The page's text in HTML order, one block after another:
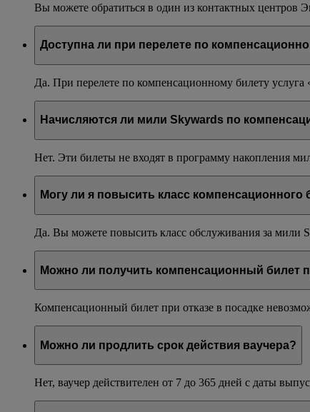
Вы можете обратиться в один из контактных центров
Доступна ли при перелете по
Да. При перелете по компенсационному билету
Начисляются ли мили Skywards по
Нет. Эти билеты не входят в программу накопления
Могу ли я повысить класс
Да. Вы можете повысить класс обслуживания за мили
Можно ли получить компенсационный билет
Компенсационный билет при отказе в посадке
Можно ли продлить срок действия ваучера?
Нет, ваучер действителен от 7 до 365 дней с даты